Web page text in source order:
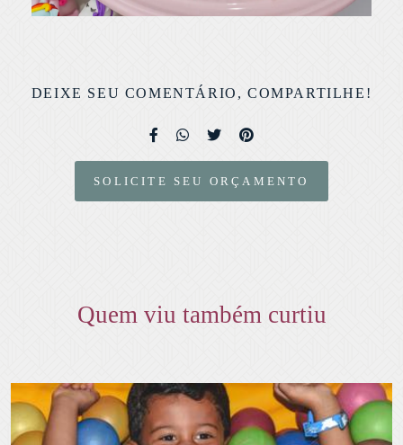
DEIXE SEU COMENTÁRIO, COMPARTILHE!
SOLICITE SEU ORÇAMENTO
Quem viu também curtiu